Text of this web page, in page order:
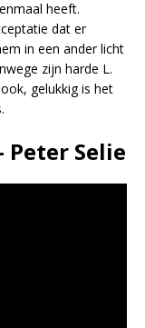
heeft.
dat er
in een ander licht
zijn harde L.
gelukkig is het
Peter Selie